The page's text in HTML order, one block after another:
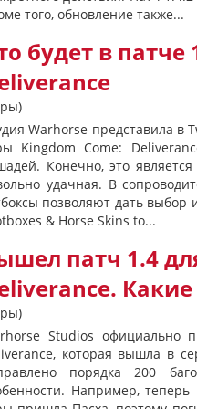
того, обновление также...
будет в патче
Warhorse представила в
Kingdom Come:
Конечно, это
удачная. В
позволяют дать
& Horse Skins to...
патч 1.4
Studios официально
которая вышла в
порядка 200
Например,